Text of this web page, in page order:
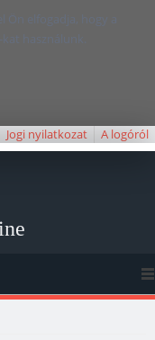
Ön elfogadja, hogy a
használunk.
Jogi nyilatkozat A logóról